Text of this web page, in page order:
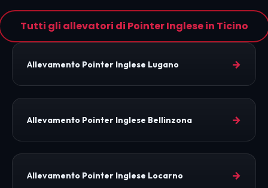
Tutti gli allevatori di Pointer Inglese in Ticino
Allevamento Pointer Inglese Lugano →
Allevamento Pointer Inglese Bellinzona →
Allevamento Pointer Inglese Locarno →